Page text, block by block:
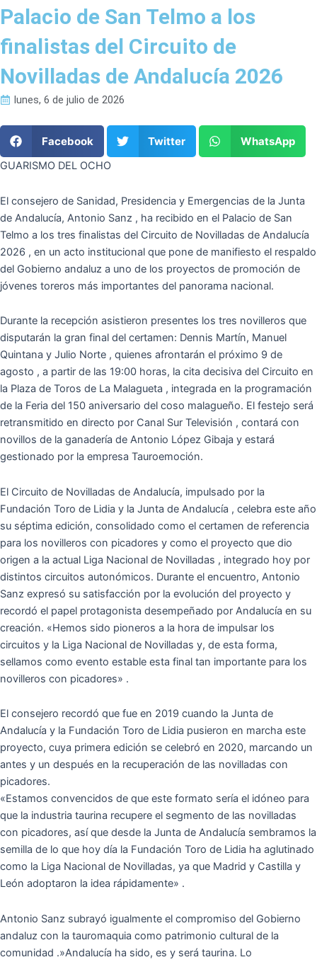
Palacio de San Telmo a los
finalistas del Circuito de
Novilladas de Andalucía 2026
lunes, 6 de julio de 2026
Facebook Twitter WhatsApp
GUARISMO DEL OCHO
El consejero de Sanidad, Presidencia y Emergencias de la Junta
de Andalucía, Antonio Sanz , ha recibido en el Palacio de San
Telmo a los tres finalistas del Circuito de Novilladas de Andalucía
2026 , en un acto institucional que pone de manifiesto el respaldo
del Gobierno andaluz a uno de los proyectos de promoción de
jóvenes toreros más importantes del panorama nacional.
Durante la recepción asistieron presentes los tres novilleros que
disputarán la gran final del certamen: Dennis Martín, Manuel
Quintana y Julio Norte , quienes afrontarán el próximo 9 de
agosto , a partir de las 19:00 horas, la cita decisiva del Circuito en
la Plaza de Toros de La Malagueta , integrada en la programación
de la Feria del 150 aniversario del coso malagueño. El festejo será
retransmitido en directo por Canal Sur Televisión , contará con
novillos de la ganadería de Antonio López Gibaja y estará
gestionado por la empresa Tauroemoción.
El Circuito de Novilladas de Andalucía, impulsado por la
Fundación Toro de Lidia y la Junta de Andalucía , celebra este año
su séptima edición, consolidado como el certamen de referencia
para los novilleros con picadores y como el proyecto que dio
origen a la actual Liga Nacional de Novilladas , integrado hoy por
distintos circuitos autonómicos. Durante el encuentro, Antonio
Sanz expresó su satisfacción por la evolución del proyecto y
recordó el papel protagonista desempeñado por Andalucía en su
creación. «Hemos sido pioneros a la hora de impulsar los
circuitos y la Liga Nacional de Novilladas y, de esta forma,
sellamos como evento estable esta final tan importante para los
novilleros con picadores» .
El consejero recordó que fue en 2019 cuando la Junta de
Andalucía y la Fundación Toro de Lidia pusieron en marcha este
proyecto, cuya primera edición se celebró en 2020, marcando un
antes y un después en la recuperación de las novilladas con
picadores.
«Estamos convencidos de que este formato sería el idóneo para
que la industria taurina recupere el segmento de las novilladas
con picadores, así que desde la Junta de Andalucía sembramos la
semilla de lo que hoy día la Fundación Toro de Lidia ha aglutinado
como la Liga Nacional de Novilladas, ya que Madrid y Castilla y
León adoptaron la idea rápidamente» .
Antonio Sanz subrayó igualmente el compromiso del Gobierno
andaluz con la tauromaquia como patrimonio cultural de la
comunidad .»Andalucía ha sido, es y será taurina. Lo